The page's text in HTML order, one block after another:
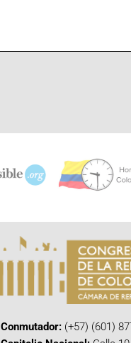
Conmutador:(+57) (601)